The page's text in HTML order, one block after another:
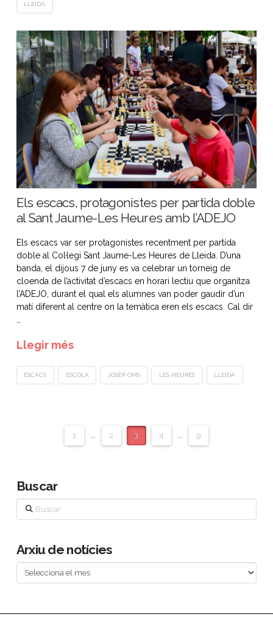
LLEIDA
Els escacs, protagonistes per partida doble
al Sant Jaume-Les Heures amb l’ADEJO
Els escacs var ser protagonistes recentment per partida
doble al Col·legi Sant Jaume-Les Heures de Lleida. D’una
banda, el dijous 7 de juny es va celebrar un torneig de
cloenda de l’activitat d’escacs en horari lectiu que organitza
l’ADEJO, durant el qual els alumnes van poder gaudir d’un
matí diferent al centre on la temàtica eren els escacs. Cal dir
Llegir més
ESCACS ESCOLA JOSEP OMS LES HEURES LLEIDA
1 2 3 4 9
Buscar
Buscar
Arxiu de notícies
Arxiu
de